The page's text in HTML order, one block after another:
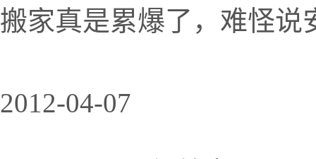
搬家真是累爆了，难怪说
2012-04-07